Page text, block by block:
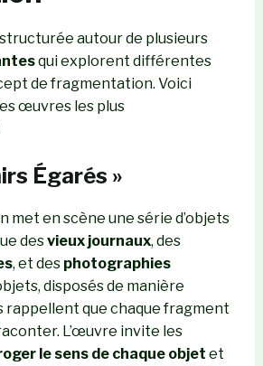
autour de plusieurs
qui explorent différentes
de fragmentation. Voici
œuvres les plus
Égarés »
met en scène une série d’objets
desvieux journaux, des
, et des photographies
disposés de manière
rappellent que chaque fragment
L’œuvre invite les
le sens de chaque objet et